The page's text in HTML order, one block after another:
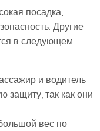
посадка,
Другие
в следующем:
и водитель
защиту, так как они
вес по